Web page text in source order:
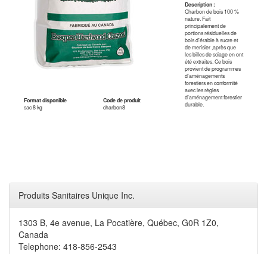
Format disponible
Code de produit
sac 8 kg
charbon8
Description :
Charbon de bois 100 %
nature. Fait
principalement de
portions résiduelles de
bois d'érable à sucre et
de merisier ,après que
les billes de sciage en ont
été extraites. Ce bois
provient de programmes
d'aménagements
forestiers en conformité
avec les règles
d'aménagement forestier
durable.
Produits Sanitaires Unique Inc.
1303 B, 4e avenue, La Pocatière, Québec, G0R 1Z0,
Canada
Telephone: 418-856-2543